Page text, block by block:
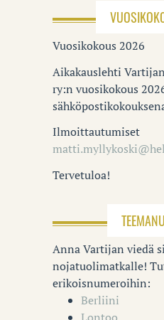
Vuosikokous 2026
Aikakauslehti
ry:n vuosikokous
Ilmoittautumiset
Tervetuloa!
Anna Vartijan viedä
nojatuolimatkalle!
erikoisnumeroihin:
Berliini